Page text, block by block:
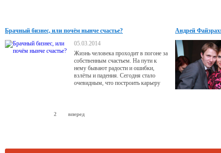
Брачный бизнес, или почём нынче счастье?
05.03.2014
Жизнь человека проходит в погоне за
собственным счастьем. На пути к
нему бывают радости и ошибки,
взлёты и падения. Сегодня стало
очевидным, что построить карьеру
потихоньку превращается в
Андрей
2 вперед